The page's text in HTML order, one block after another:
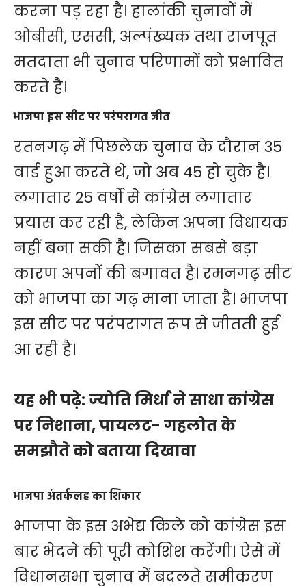
करना पड़ रहा है। हालांकी चुनावों में
ओबीसी, एससी, अल्पंख्यक तथा राजपूत
मतदाता भी चुनाव परिणामों को प्रभावित
करते है।
भाजपा इस सीट पर परंपरागत जीत
रतनगढ़ में पिछलेक चुनाव के दौरान 35
वार्ड हुआ करते थे, जो अब 45 हो चुके है।
लगातार 25 वर्षो से कांग्रेस लगातार
प्रयास कर रही है, लेकिन अपना विधायक
नहीं बना सकी है। जिसका सबसे बड़ा
कारण अपनों की बगावत है। रमनगढ़ सीट
को भाजपा का गढ़ माना जाता है। भाजपा
इस सीट पर परंपरागत रूप से जीतती हुई
आ रही है।
यह भी पढ़े:ज्योति मिर्धा ने साधा कांग्रेस
पर निशाना, पायलट- गहलोत के
समझौते को बताया दिखावा
भाजपा अंतर्कलह का शिकार
भाजपा के इस अभेद्य किले को कांग्रेस इस
बार भेदने की पूरी कोशिश करेंगी। ऐसे में
विधानसभा चुनाव में बदलते समीकरण